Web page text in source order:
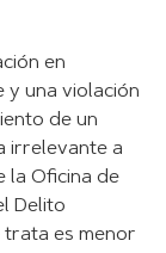
en
y una violación
de un
irrelevante a
la Oficina de
Delito
trata es menor